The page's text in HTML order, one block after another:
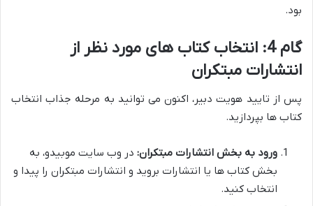
بود.
گام 4: انتخاب کتاب های مورد نظر از
انتشارات مبتکران
پس از تایید هویت دبیر، اکنون می توانید به مرحله جذاب انتخاب
کتاب ها بپردازید.
ورود به بخش انتشارات مبتکران: در وب سایت موبیدو، به
بخش کتاب ها یا انتشارات بروید و انتشارات مبتکران را پیدا و
انتخاب کنید.